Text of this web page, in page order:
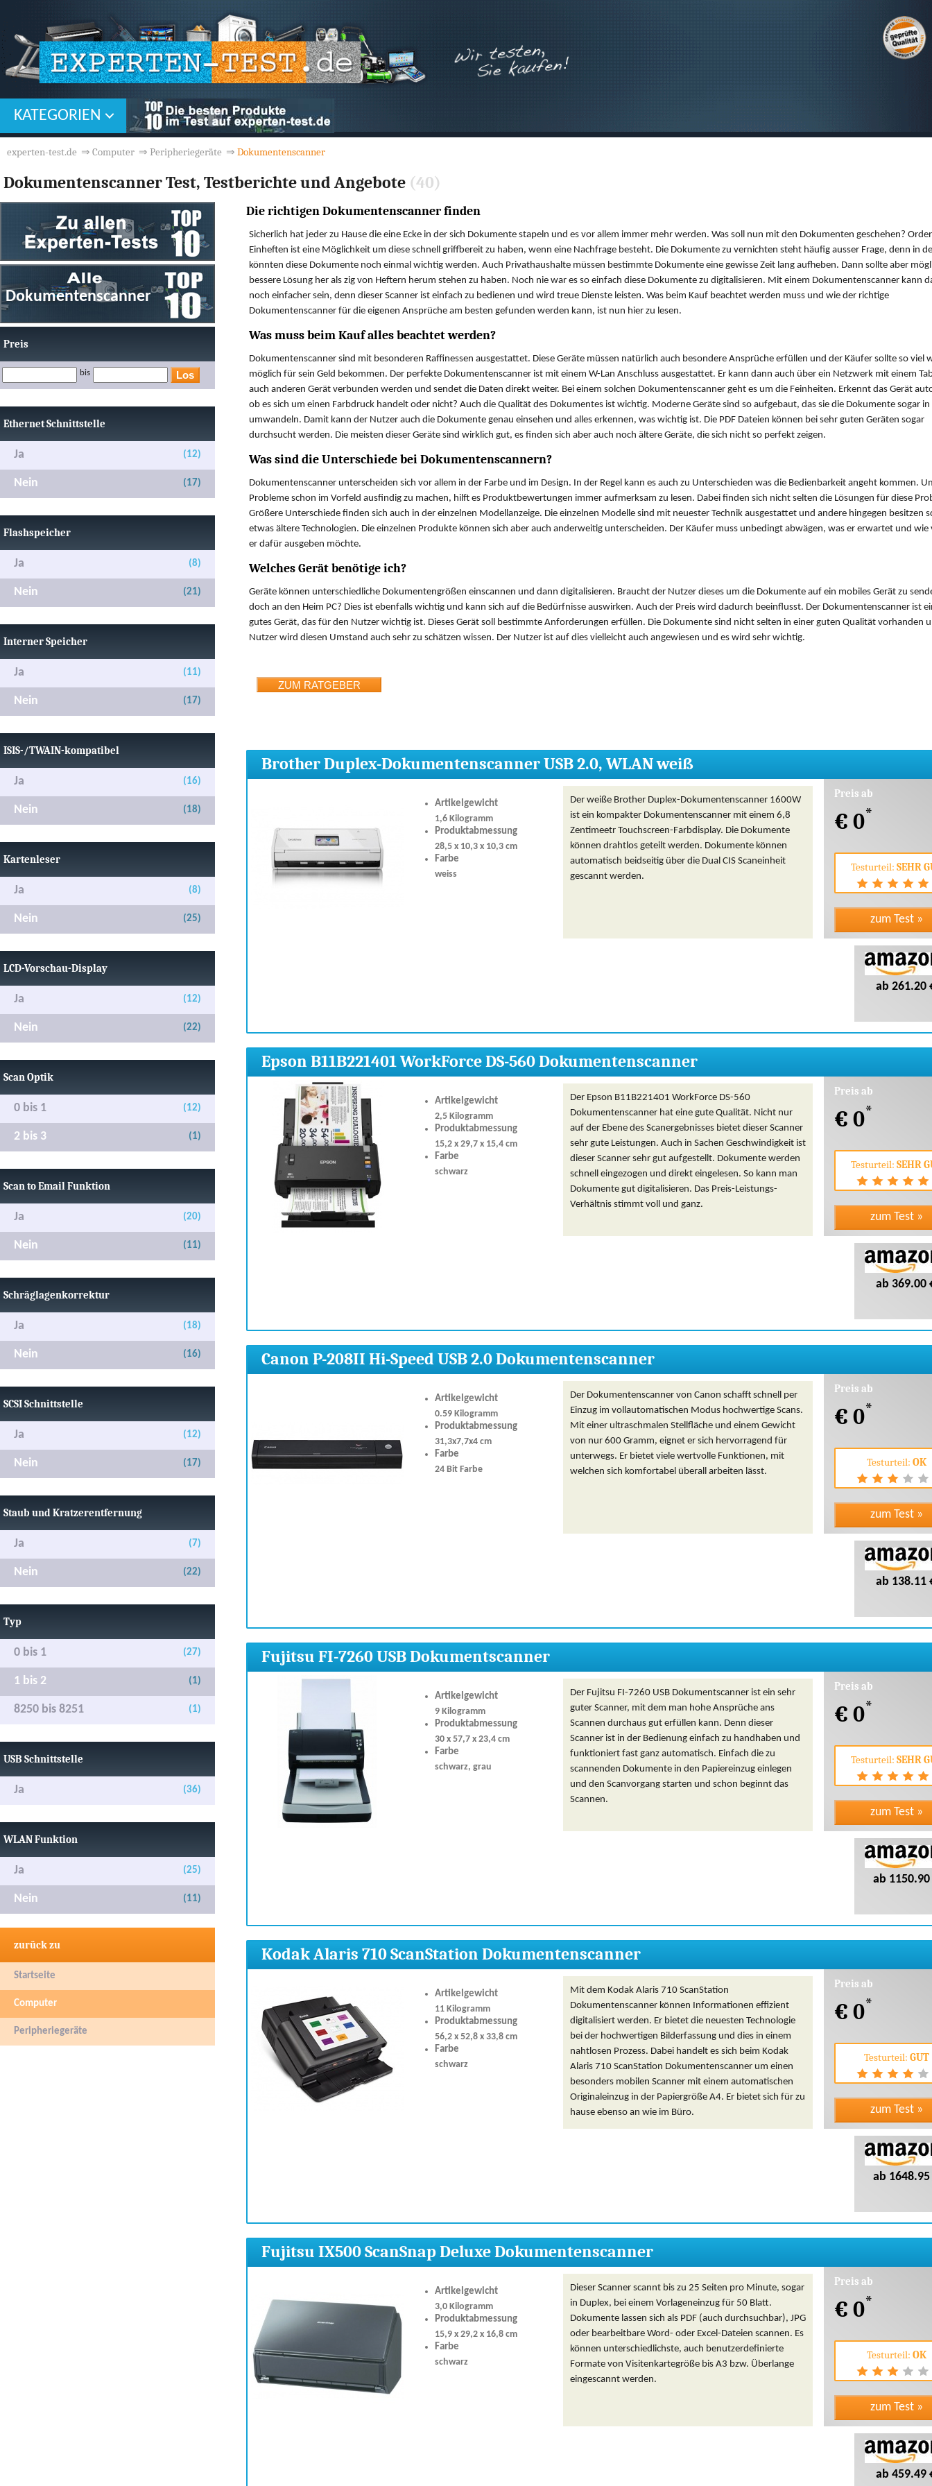
KATEGORIEN
experten-test.de ⇒ Computer ⇒ Peripheriegeräte ⇒ Dokumentenscanner
Dokumentenscanner Test, Testberichte und Angebote (40)
Preis
bis
Ethernet Schnittstelle
Ja (12)
Nein (17)
Flashspeicher
Ja (8)
Nein (21)
Interner Speicher
Ja (11)
Nein (17)
ISIS-/TWAIN-kompatibel
Ja (16)
Nein (18)
Kartenleser
Ja (8)
Nein (25)
LCD-Vorschau-Display
Ja (12)
Nein (22)
Scan Optik
0 bis 1 (12)
2 bis 3 (1)
Scan to Email Funktion
Ja (20)
Nein (11)
Schräglagenkorrektur
Ja (18)
Nein (16)
SCSI Schnittstelle
Ja (12)
Nein (17)
Staub und Kratzerentfernung
Ja (7)
Nein (22)
Typ
0 bis 1 (27)
1 bis 2 (1)
8250 bis 8251 (1)
USB Schnittstelle
Ja (36)
WLAN Funktion
Ja (25)
Nein (11)
zurück zu
Startseite
Computer
Peripheriegeräte
Die richtigen Dokumentenscanner finden
Sicherlich hat jeder zu Hause die eine Ecke in der sich Dokumente stapeln und es vor allem immer mehr werden. Was soll nun mit den Dokumenten geschehen?
Einheften ist eine Möglichkeit um diese schnell griffbereit zu haben, wenn eine Nachfrage besteht. Die Dokumente zu vernichten steht häufig ausser Frage, denn in
könnten diese Dokumente noch einmal wichtig werden. Auch Privathaushalte müssen bestimmte Dokumente eine gewisse Zeit lang aufheben. Dann sollte aber
bessere Lösung her als zig von Heftern herum stehen zu haben. Noch nie war es so einfach diese Dokumente zu digitalisieren. Mit einem Dokumentenscanner kann
noch einfacher sein, denn dieser Scanner ist einfach zu bedienen und wird treue Dienste leisten. Was beim Kauf beachtet werden muss und wie der richtige
Dokumentenscanner für die eigenen Ansprüche am besten gefunden werden kann, ist nun hier zu lesen.
Was muss beim Kauf alles beachtet werden?
Dokumentenscanner sind mit besonderen Raffinessen ausgestattet. Diese Geräte müssen natürlich auch besondere Ansprüche erfüllen und der Käufer sollte so viel
möglich für sein Geld bekommen. Der perfekte Dokumentenscanner ist mit einem W-Lan Anschluss ausgestattet. Er kann dann auch über ein Netzwerk mit einem
auch anderen Gerät verbunden werden und sendet die Daten direkt weiter. Bei einem solchen Dokumentenscanner geht es um die Feinheiten. Erkennt das Gerät
ob es sich um einen Farbdruck handelt oder nicht? Auch die Qualität des Dokumentes ist wichtig. Moderne Geräte sind so aufgebaut, das sie die Dokumente sogar in
umwandeln. Damit kann der Nutzer auch die Dokumente genau einsehen und alles erkennen, was wichtig ist. Die PDF Dateien können bei sehr guten Geräten sogar
durchsucht werden. Die meisten dieser Geräte sind wirklich gut, es finden sich aber auch noch ältere Geräte, die sich nicht so perfekt zeigen.
Was sind die Unterschiede bei Dokumentenscannern?
Dokumentenscanner unterscheiden sich vor allem in der Farbe und im Design. In der Regel kann es auch zu Unterschieden was die Bedienbarkeit angeht kommen.
Probleme schon im Vorfeld ausfindig zu machen, hilft es Produktbewertungen immer aufmerksam zu lesen. Dabei finden sich nicht selten die Lösungen für diese
Größere Unterschiede finden sich auch in der einzelnen Modellanzeige. Die einzelnen Modelle sind mit neuester Technik ausgestattet und andere hingegen besitzen
etwas ältere Technologien. Die einzelnen Produkte können sich aber auch anderweitig unterscheiden. Der Käufer muss unbedingt abwägen, was er erwartet und wie
er dafür ausgeben möchte.
Welches Gerät benötige ich?
Geräte können unterschiedliche Dokumentengrößen einscannen und dann digitalisieren. Braucht der Nutzer dieses um die Dokumente auf ein mobiles Gerät zu
doch an den Heim PC? Dies ist ebenfalls wichtig und kann sich auf die Bedürfnisse auswirken. Auch der Preis wird dadurch beeinflusst. Der Dokumentenscanner ist
gutes Gerät, das für den Nutzer wichtig ist. Dieses Gerät soll bestimmte Anforderungen erfüllen. Die Dokumente sind nicht selten in einer guten Qualität vorhanden
Nutzer wird diesen Umstand auch sehr zu schätzen wissen. Der Nutzer ist auf dies vielleicht auch angewiesen und es wird sehr wichtig.
Brother Duplex-Dokumentenscanner USB 2.0, WLAN weiß
Artikelgewicht
1,6 Kilogramm
Produktabmessung
28,5 x 10,3 x 10,3 cm
Farbe
weiss
Der weiße Brother Duplex-Dokumentenscanner 1600W
ist ein kompakter Dokumentenscanner mit einem 6,8
Zentimeetr Touchscreen-Farbdisplay. Die Dokumente
können drahtlos geteilt werden. Dokumente können
automatisch beidseitig über die Dual CIS Scaneinheit
gescannt werden.
Preis ab
€ 0*
Testurteil: SEHR
ab 261.20
Epson B11B221401 WorkForce DS-560 Dokumentenscanner
Artikelgewicht
2,5 Kilogramm
Produktabmessung
15,2 x 29,7 x 15,4 cm
Farbe
schwarz
Der Epson B11B221401 WorkForce DS-560
Dokumentenscanner hat eine gute Qualität. Nicht nur
auf der Ebene des Scanergebnisses bietet dieser Scanner
sehr gute Leistungen. Auch in Sachen Geschwindigkeit ist
dieser Scanner sehr gut aufgestellt. Dokumente werden
schnell eingezogen und direkt eingelesen. So kann man
Dokumente gut digitalisieren. Das Preis-Leistungs-
Verhältnis stimmt voll und ganz.
Preis ab
€ 0*
Testurteil: SEHR
ab 369.00
Canon P-208II Hi-Speed USB 2.0 Dokumentenscanner
Artikelgewicht
0.59 Kilogramm
Produktabmessung
31,3x7,7x4 cm
Farbe
24 Bit Farbe
Der Dokumentenscanner von Canon schafft schnell per
Einzug im vollautomatischen Modus hochwertige Scans.
Mit einer ultraschmalen Stellfläche und einem Gewicht
von nur 600 Gramm, eignet er sich hervorragend für
unterwegs. Er bietet viele wertvolle Funktionen, mit
welchen sich komfortabel überall arbeiten lässt.
Preis ab
€ 0*
Testurteil: OK
ab 138.11
Fujitsu FI-7260 USB Dokumentscanner
Artikelgewicht
9 Kilogramm
Produktabmessung
30 x 57,7 x 23,4 cm
Farbe
schwarz, grau
Der Fujitsu FI-7260 USB Dokumentscanner ist ein sehr
guter Scanner, mit dem man hohe Ansprüche ans
Scannen durchaus gut erfüllen kann. Denn dieser
Scanner ist in der Bedienung einfach zu handhaben und
funktioniert fast ganz automatisch. Einfach die zu
scannenden Dokumente in den Papiereinzug einlegen
und den Scanvorgang starten und schon beginnt das
Scannen.
Preis ab
€ 0*
Testurteil: SEHR
ab 1150.90
Kodak Alaris 710 ScanStation Dokumentenscanner
Artikelgewicht
11 Kilogramm
Produktabmessung
56,2 x 52,8 x 33,8 cm
Farbe
schwarz
Mit dem Kodak Alaris 710 ScanStation
Dokumentenscanner können Informationen effizient
digitalisiert werden. Er bietet die neuesten Technologie
bei der hochwertigen Bilderfassung und dies in einem
nahtlosen Prozess. Dabei handelt es sich beim Kodak
Alaris 710 ScanStation Dokumentenscanner um einen
besonders mobilen Scanner mit einem automatischen
Originaleinzug in der Papiergröße A4. Er bietet sich für zu
hause ebenso an wie im Büro.
Preis ab
€ 0*
Testurteil: GUT
ab 1648.95
Fujitsu IX500 ScanSnap Deluxe Dokumentenscanner
Artikelgewicht
3,0 Kilogramm
Produktabmessung
15,9 x 29,2 x 16,8 cm
Farbe
schwarz
Dieser Scanner scannt bis zu 25 Seiten pro Minute, sogar
in Duplex, bei einem Vorlageneinzug für 50 Blatt.
Dokumente lassen sich als PDF (auch durchsuchbar), JPG
oder bearbeitbare Word- oder Excel-Dateien scannen. Es
können unterschiedlichste, auch benutzerdefinierte
Formate von Visitenkartegröße bis A3 bzw. Überlange
eingescannt werden.
Preis ab
€ 0*
Testurteil: OK
ab 459.49